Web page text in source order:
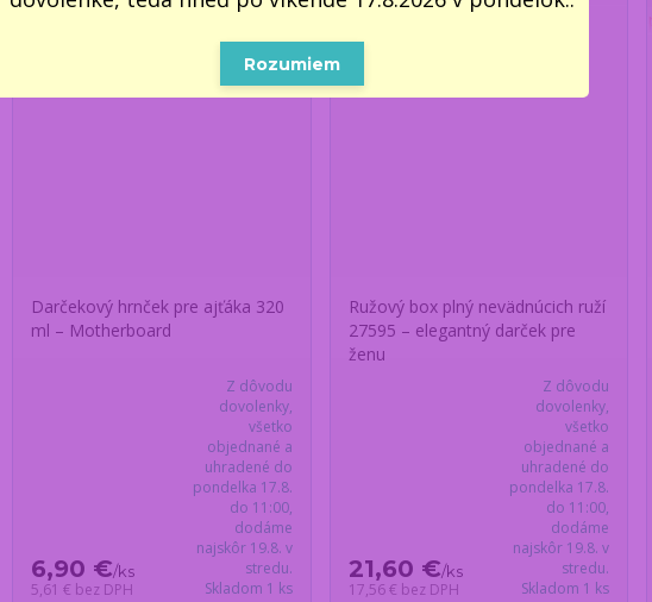
Darčekový hrnček pre ajťáka 320
ml – Motherboard
6,90 €/ks
5,61 € bez DPH
Z dôvodu
dovolenky,
všetko
objednané a
uhradené do
pondelka 17.8.
do 11:00,
dodáme
najskôr 19.8. v
stredu.
Skladom 1 ks
Ružový box plný nevädnúcich ruží
27595 – elegantný darček pre
ženu
21,60 €/ks
17,56 € bez DPH
Z dôvodu
dovolenky,
všetko
objednané a
uhradené do
pondelka 17.8.
do 11:00,
dodáme
najskôr 19.8. v
stredu.
Skladom 1 ks
Rozumiem